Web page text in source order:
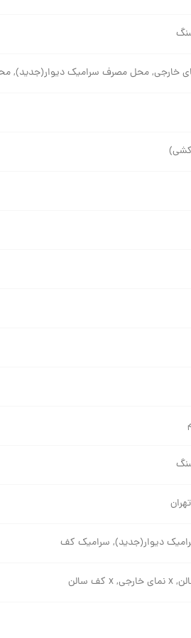
خارجی, محل مصرف سرامیک دیوار(جدید),
دیوار(جدید), سرامیک کف